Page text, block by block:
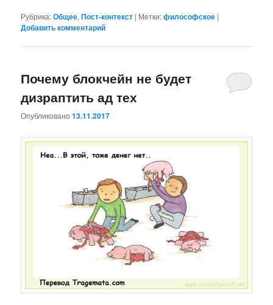
Рубрика:Общее,Пост-контекст | Метки:философское |
Добавить комментарий
Почему блокчейн не будет
дизраптить ад тех
Опубликовано13.11.2017